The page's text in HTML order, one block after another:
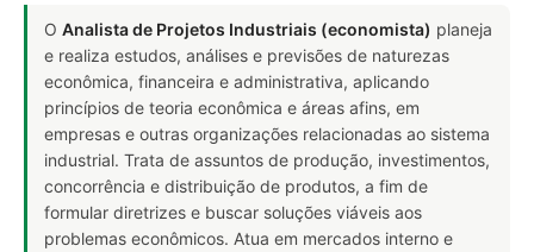
O Analista de Projetos Industriais (economista) planeja
e realiza estudos, análises e previsões de naturezas
econômica, financeira e administrativa, aplicando
princípios de teoria econômica e áreas afins, em
empresas e outras organizações relacionadas ao sistema
industrial. Trata de assuntos de produção, investimentos,
concorrência e distribuição de produtos, a fim de
formular diretrizes e buscar soluções viáveis aos
problemas econômicos. Atua em mercados interno e